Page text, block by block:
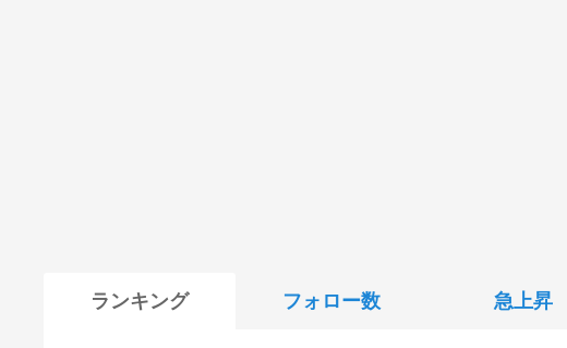
ランキング フォロー数 急上昇